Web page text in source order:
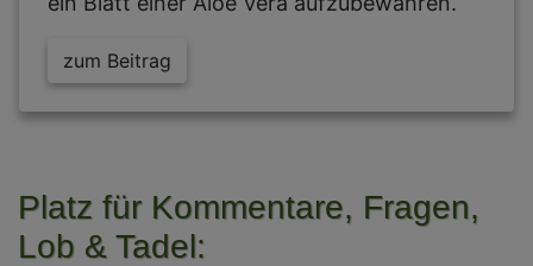
zum Beitrag
Platz für Kommentare, Fragen,
Lob & Tadel: